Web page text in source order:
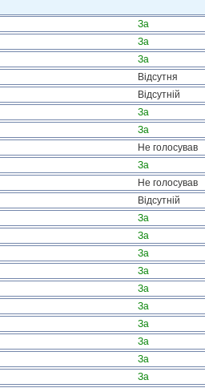
За
За
За
Відсутня
Відсутній
За
За
Не голосував
За
Не голосував
Відсутній
За
За
За
За
За
За
За
За
За
За